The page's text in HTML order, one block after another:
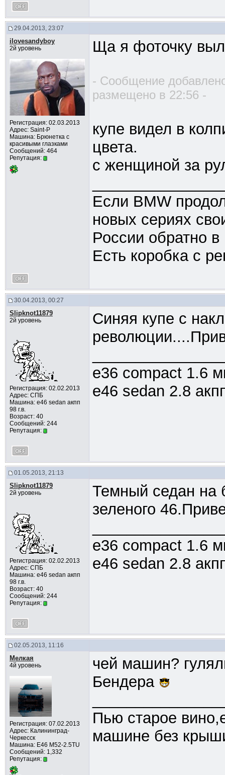
29.04.2013, 23:07
ilovesandyboy
2й уровень
Регистрация: 02.03.2013
Адрес: Saint-P
Машина: Брюнетка с
красивыми глазками
Сообщений: 464
Репутация:
Ща я фоточку
- Сообщение
размещено в 22:56 -
купе видел в
цвета.
с женщиной за
Если BMW
новых сериях
России обратно
Есть коробка с
30.04.2013, 00:27
Slipknot11879
2й уровень
Регистрация: 02.02.2013
Адрес: СПБ
Машина: е46 sedan акпп
98 г.в.
Возраст: 40
Сообщений: 244
Репутация:
Синяя купе с
e36 compact 1.6
e46 sedan 2.8
01.05.2013, 21:13
Slipknot11879
2й уровень
Регистрация: 02.02.2013
Адрес: СПБ
Машина: е46 sedan акпп
98 г.в.
Возраст: 40
Сообщений: 244
Репутация:
Темный седан на
зеленого
e36 compact 1.6
e46 sedan 2.8
02.05.2013, 11:16
Мелкая
4й уровень
Регистрация: 07.02.2013
Адрес: Калининград-
Черкесск
Машина: Е46 М52-2.5TU
Сообщений: 1,332
Репутация:
чей машин?
Бендера
Пью старое
машине без